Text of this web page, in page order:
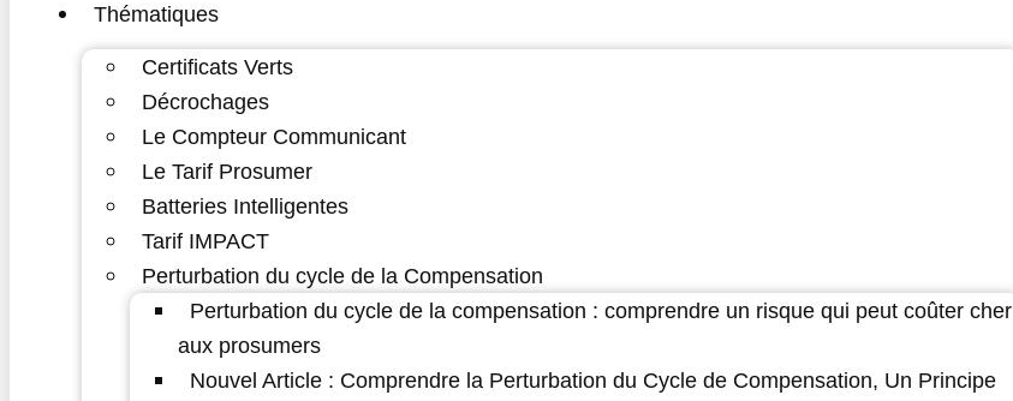
Thématiques
Certificats Verts
Décrochages
Le Compteur Communicant
Le Tarif Prosumer
Batteries Intelligentes
Tarif IMPACT
Perturbation du cycle de la Compensation
Perturbation du cycle de la compensation : comprendre un risque qui peut coûter cher
aux prosumers
Nouvel Article : Comprendre la Perturbation du Cycle de Compensation, Un Principe